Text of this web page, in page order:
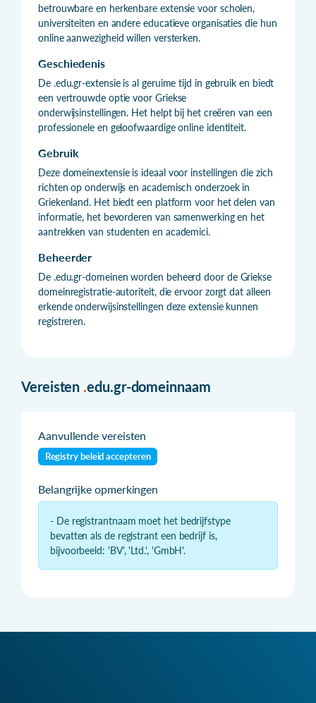
betrouwbare en herkenbare extensie voor scholen,
universiteiten en andere educatieve organisaties die hun
online aanwezigheid willen versterken.
Geschiedenis
De .edu.gr-extensie is al geruime tijd in gebruik en biedt
een vertrouwde optie voor Griekse
onderwijsinstellingen. Het helpt bij het creëren van een
professionele en geloofwaardige online identiteit.
Gebruik
Deze domeinextensie is ideaal voor instellingen die zich
richten op onderwijs en academisch onderzoek in
Griekenland. Het biedt een platform voor het delen van
informatie, het bevorderen van samenwerking en het
aantrekken van studenten en academici.
Beheerder
De .edu.gr-domeinen worden beheerd door de Griekse
domeinregistratie-autoriteit, die ervoor zorgt dat alleen
erkende onderwijsinstellingen deze extensie kunnen
registreren.
Vereisten .edu.gr-domeinnaam
Aanvullende vereisten
Registry beleid accepteren
Belangrijke opmerkingen
- De registrantnaam moet het bedrijfstype
bevatten als de registrant een bedrijf is,
bijvoorbeeld: 'BV', 'Ltd.', 'GmbH'.